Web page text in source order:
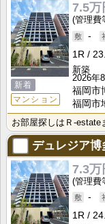
新着
マンション
7.5万
-
1R
新築
2026年
福岡市
福岡市
お部屋探しはＲ-estate
デュレジア
7.3万
-
1R